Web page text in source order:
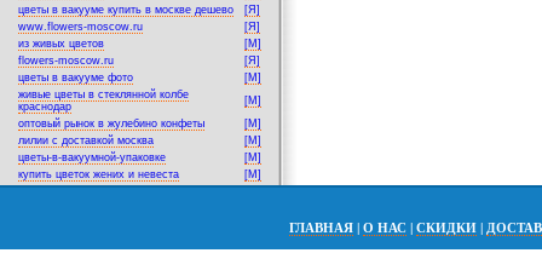
цветы в вакууме купить в москве дешево
[Я]
www.flowers-moscow.ru
[Я]
из живых цветов
[M]
flowers-moscow.ru
[Я]
цветы в вакууме фото
[M]
живые цветы в стеклянной колбе
краснодар
[M]
оптовый рынок в жулебино конфеты
[M]
лилии с доставкой москва
[M]
цветы-в-вакуумной-упаковке
[M]
купить цветок жених и невеста
[M]
ГЛАВНАЯ | О НАС | СКИДКИ |